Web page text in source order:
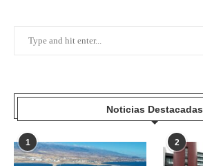
Noticias Destacadas
1 2